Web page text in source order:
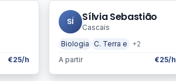
€25/h
SÍ Sílvia Sebastião
Cascais
Biologia
C. Terra e
+2
A partir
€25/h